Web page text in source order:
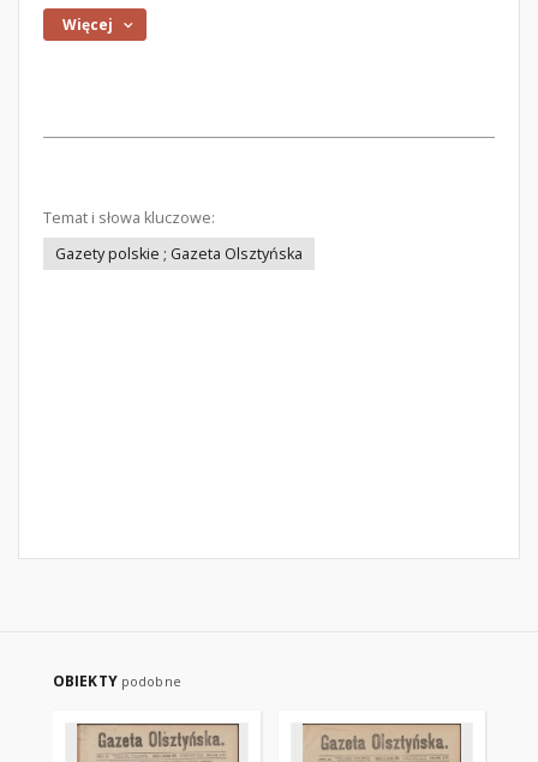
Więcej
Temat i słowa kluczowe:
Gazety polskie ; Gazeta Olsztyńska
OBIEKTY podobne